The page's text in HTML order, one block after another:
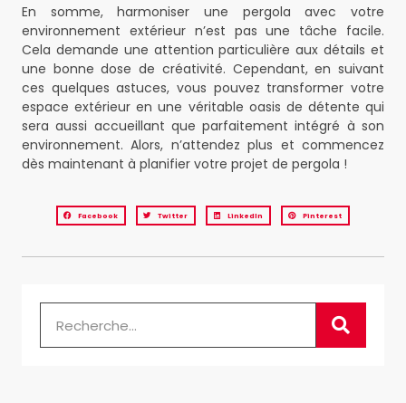
En somme, harmoniser une pergola avec votre
environnement extérieur n’est pas une tâche facile.
Cela demande une attention particulière aux détails et
une bonne dose de créativité. Cependant, en suivant
ces quelques astuces, vous pouvez transformer votre
espace extérieur en une véritable oasis de détente qui
sera aussi accueillant que parfaitement intégré à son
environnement. Alors, n’attendez plus et commencez
dès maintenant à planifier votre projet de pergola !
Facebook Twitter LinkedIn Pinterest